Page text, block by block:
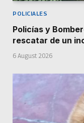
POLICIALES
Policías y
rescatar de un
6 August 2026